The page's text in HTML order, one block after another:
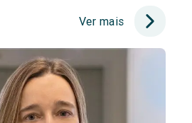
Ver mais